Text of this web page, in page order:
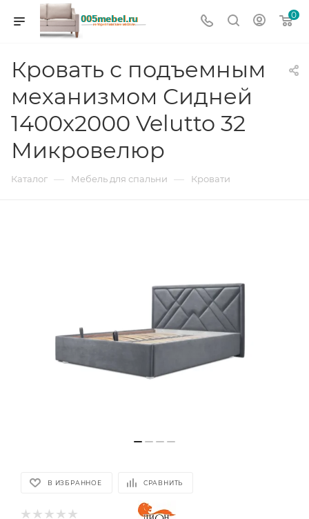
0
Кровать с подъемным
механизмом Сидней
1400х2000 Velutto 32
Микровелюр
Каталог — Мебель для спальни — Кровати
В ИЗБРАННОЕ СРАВНИТЬ